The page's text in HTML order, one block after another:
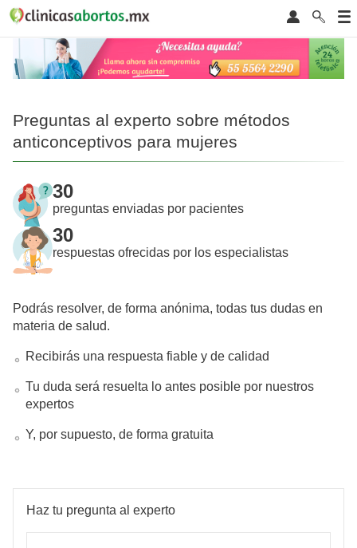
Preguntas al experto sobre métodos
anticonceptivos para mujeres
30
preguntas enviadas por pacientes
30
respuestas ofrecidas por los especialistas
Podrás resolver, de forma anónima, todas tus dudas en
materia de salud.
Recibirás una respuesta fiable y de calidad
Tu duda será resuelta lo antes posible por nuestros
expertos
Y, por supuesto, de forma gratuita
Haz tu pregunta al experto